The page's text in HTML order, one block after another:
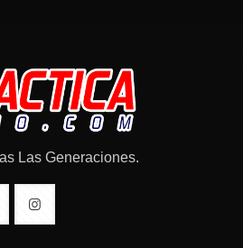
Las Generaciones.